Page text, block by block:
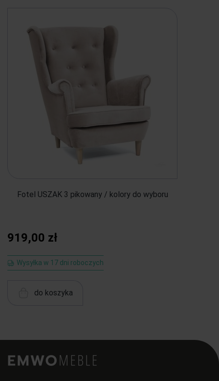
Fotel USZAK 3 pikowany / kolory do wyboru
919,00 zł
Wysyłka w 17 dni roboczych
do koszyka